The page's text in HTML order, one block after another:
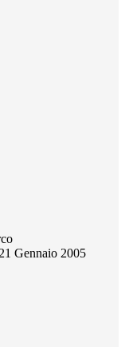
Gennaio 2005